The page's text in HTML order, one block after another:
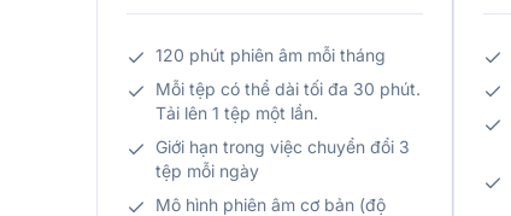
120 phút phiên âm mỗi tháng
Mỗi tệp có thể dài tối đa 30 phút.
Tải lên 1 tệp một lần.
Giới hạn trong việc chuyển đổi 3
tệp mỗi ngày
Mô hình phiên âm cơ bản (độ